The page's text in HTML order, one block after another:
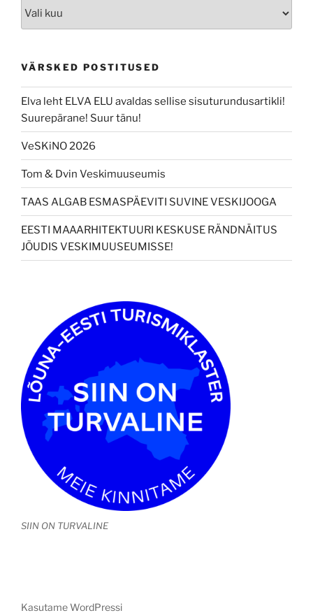
VÄRSKED POSTITUSED
Elva leht ELVA ELU avaldas sellise sisuturundusartikli!
Suurepärane! Suur tänu!
VeSKiNO 2026
Tom & Dvin Veskimuuseumis
TAAS ALGAB ESMASPÄEVITI SUVINE VESKIJOOGA
EESTI MAAARHITEKTUURI KESKUSE RÄNDNÄITUS
JÕUDIS VESKIMUUSEUMISSE!
SIIN ON TURVALINE
Kasutame WordPressi